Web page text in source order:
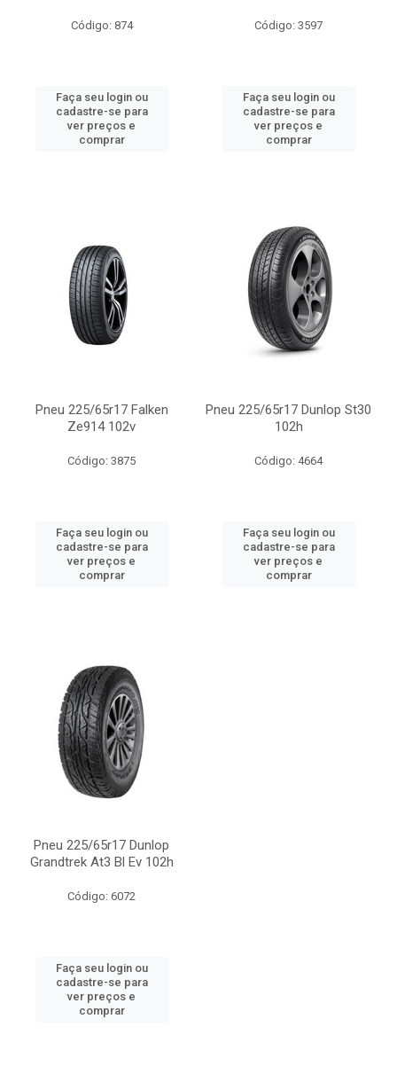
Código: 874
Faça seu login ou
cadastre-se para
ver preços e
comprar
Código: 3597
Faça seu login ou
cadastre-se para
ver preços e
comprar
Pneu 225/65r17 Falken
Ze914 102v
Código: 3875
Faça seu login ou
cadastre-se para
ver preços e
comprar
Pneu 225/65r17 Dunlop St30
102h
Código: 4664
Faça seu login ou
cadastre-se para
ver preços e
comprar
Pneu 225/65r17 Dunlop
Grandtrek At3 Bl Ev 102h
Código: 6072
Faça seu login ou
cadastre-se para
ver preços e
comprar